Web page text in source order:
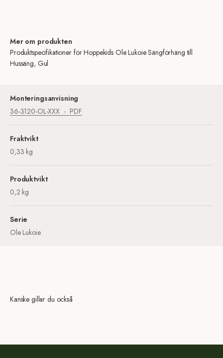
Mer om produkten
Produktspecifikationer för Hoppekids Ole Lukoie Sängförhäng till
Hussäng, Gul
Monteringsanvisning
36-3120-OL-XXX
PDF
Fraktvikt
0,33 kg
Produktvikt
0,2 kg
Serie
Ole Lukoie
Kanske gillar du också